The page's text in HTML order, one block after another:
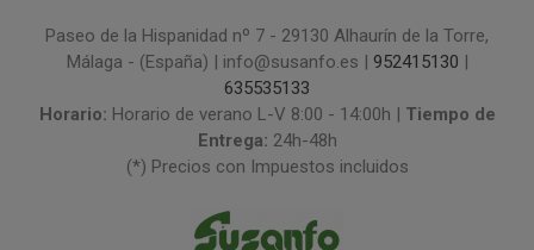
Paseo de la Hispanidad nº 7 - 29130 Alhaurín de la Torre,
Málaga - (España) | info@susanfo.es | 952415130 |
635535133
Horario: Horario de verano L-V 8:00 - 14:00h | Tiempo de
Entrega: 24h-48h
(*) Precios con Impuestos incluidos